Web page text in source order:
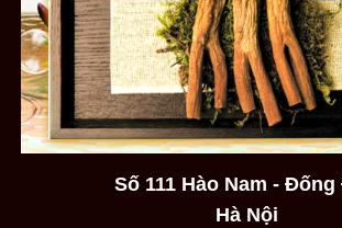
Số 111 Hào Nam - Đống
Hà Nội